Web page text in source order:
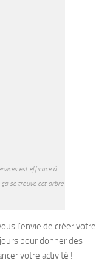
est efficace à
ça se trouve cet arbre
l’envie de créer votre
pour donner des
votre activité !